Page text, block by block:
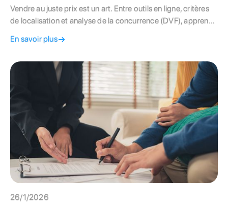
Vendre au juste prix est un art. Entre outils en ligne, critères
de localisation et analyse de la concurrence (DVF), apprenez
les acheteurs et vendre rapidement.
En savoir plus
26/1/2026